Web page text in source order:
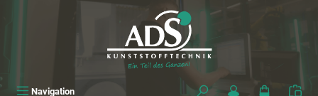
Navigation